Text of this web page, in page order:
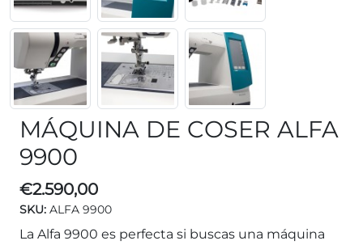
MÁQUINA DE COSER ALFA
9900
€2.590,00
SKU: ALFA 9900
La Alfa 9900 es perfecta si buscas una máquina